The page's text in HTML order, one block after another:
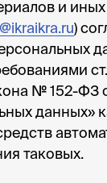
и иных
)
№ 152-ФЗ
данных»
таковых.